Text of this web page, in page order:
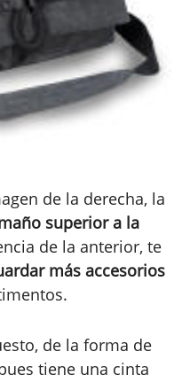
de la derecha, la
superior a la
de la anterior, te
más accesorios
de la forma de
tiene una cinta